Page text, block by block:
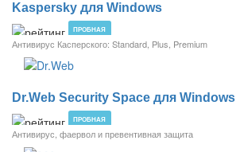
Kaspersky для Windows
ПРОБНАЯ
Антивирус Касперского: Standard, Plus, Premium
Dr.Web Security Space для Windows
ПРОБНАЯ
Антивирус, фаервол и превентивная защита